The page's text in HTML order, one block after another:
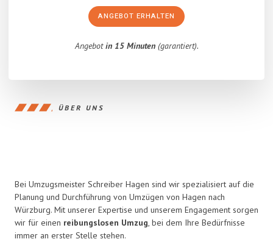
ANGEBOT ERHALTEN
Angebotin 15 Minuten(garantiert).
ÜBER UNS
Bei Umzugsmeister Schreiber Hagen sind wir spezialisiert auf die
Planung und Durchführung von Umzügen von Hagen nach
Würzburg. Mit unserer Expertise und unserem Engagement sorgen
wir für einen reibungslosen Umzug, bei dem Ihre Bedürfnisse
immer an erster Stelle stehen.